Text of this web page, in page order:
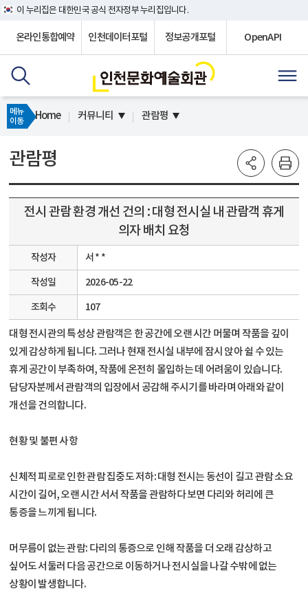
이 누리집은 대한민국 공식 전자정부 누리집입니다.
온라인통합예약 인천데이터포털 정보공개포털 OpenAPI
메뉴
이동
Home 커뮤니티 관람평
관람평
전시 관람 환경 개선 건의 : 대형 전시실 내 관람객 휴게
의자 배치 요청
작성자 서 * *
작성일 2026-05-22
조회수 107
대형 전시관의 특성상 관람객은 한 공간에 오랜 시간 머물며 작품을 깊이
있게 감상하게 됩니다. 그러나 현재 전시실 내부에 잠시 앉아 쉴 수 있는
휴게 공간이 부족하여, 작품에 온전히 몰입하는 데 어려움이 있습니다.
담당자분께서 관람객의 입장에서 공감해 주시기를 바라며 아래와 같이
개선을 건의합니다.
현황 및 불편 사항
신체적 피로로 인한 관람 집중도 저하: 대형 전시는 동선이 길고 관람 소요
시간이 길어, 오랜 시간 서서 작품을 관람하다 보면 다리와 허리에 큰
통증을 느끼게 됩니다.
머무름이 없는 관람: 다리의 통증으로 인해 작품을 더 오래 감상하고
싶어도 서둘러 다음 공간으로 이동하거나 전시실을 나갈 수밖에 없는
상황이 발생합니다.